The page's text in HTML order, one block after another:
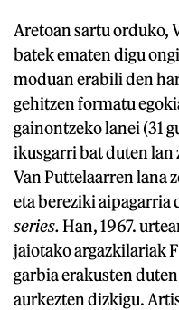
Aretoan sartu orduko,
batek ematen digu
moduan erabili den
gehitzen formatu
gainontzeko lanei (31
ikusgarri bat duten lan
Van Puttelaarren lana
eta bereziki aipagarria
series.Han, 1967.
jaiotako argazkilariak
garbia erakusten
aurkezten dizkigu.